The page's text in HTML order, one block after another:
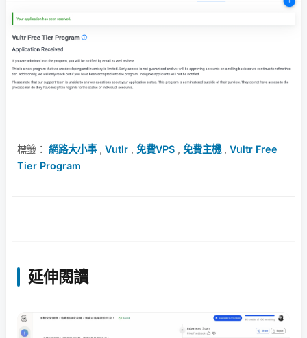
標籤： 網路大小事, Vutlr , 免費VPS , 免費主機, Vultr Free
Tier Program
延伸閱讀